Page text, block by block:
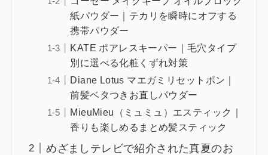
紙パウダー｜テカリを瞬時にオフする
携帯パウダー
KATE ポアレスキーパー｜毛穴タイプ
別に選べる化粧くずれ対策
Diane Lotus マエガミリセットポン｜
前髪ベタつきお直しパウダー
MieuMieu（ミュミュ）エスティック｜
香りも楽しめるまとめ髪スティック
めざましテレビで紹介された真夏のお